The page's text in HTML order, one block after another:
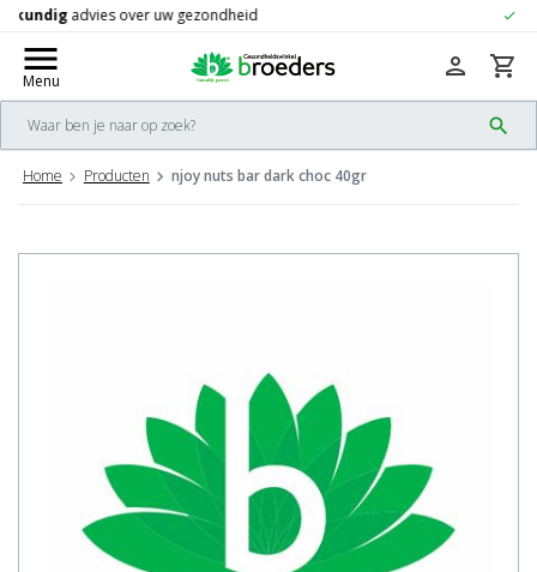
check Gratisverzending vanaf 50,-
menu
Menu
search
person shopping_cart
Home Producten njoy nuts bar dark choc 40gr